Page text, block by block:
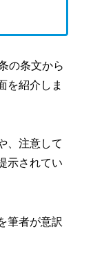
の条文から
を紹介しま
、注意して
示されてい
筆者が意訳